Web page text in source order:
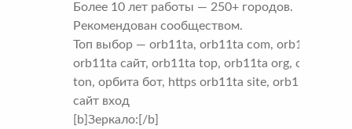
Более 10 лет работы — 250+ городов.
Рекомендован сообществом.
Топ выбор — orb11ta, orb11ta com, orb11ta vip,
orb11ta сайт, orb11ta top, orb11ta org, orb11ta
ton, орбита бот, https orb11ta site, orb11ta com
сайт вход
[b]Зеркало:[/b]